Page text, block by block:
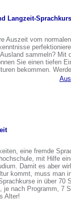
Langzeit-
Auszeit vom
sammeln? Mit
Sie einen tiefen
bekommen.
eine fremde
mit Hilfe
Damit es aber
kommt, muss man
in über 70
je nach Programm, 7
Alter!